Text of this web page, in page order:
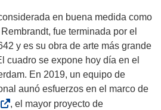
r
i
r
á
e
n
u
en buena medida como
fue terminada por el
y es su obra de arte más grande
cuadro se expone hoy día en el
En 2019, un equipo de
aunó esfuerzos en el marco de
, el mayor proyecto de